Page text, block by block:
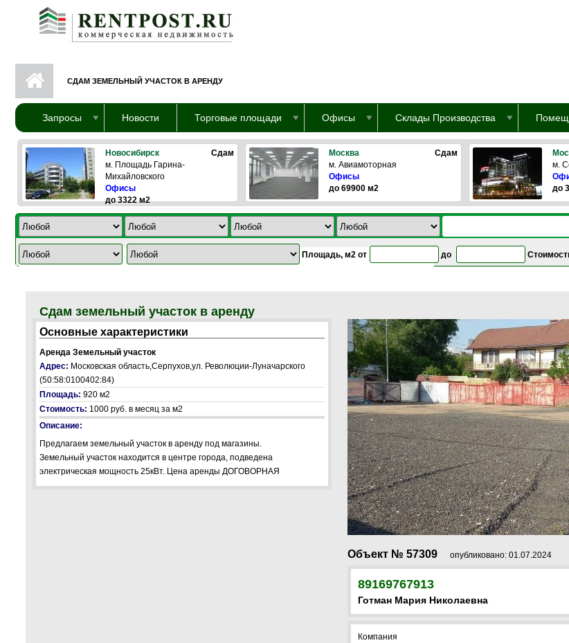
Перейти к основному содержанию
СДАМ ЗЕМЕЛЬНЫЙ УЧАСТОК В АРЕНДУ
Запросы Новости Торговые площади Офисы Склады Производства
Новосибирск
Сдам
м. Площадь Гарина-
Михайловского
Офисы
до 3322 м2
Москва
Сдам
м. Авиамоторная
Офисы
до 69900 м2
м.
до
Площадь, м2 от до
Объект № 57309 опубликовано: 01.07.2024
89169767913
Готман Мария Николаевна
Компания
Сдам земельный участок в аренду
Основные характеристики
Аренда Земельный участок
Адрес: Московская область,Серпухов,ул. Революции-Луначарского
(50:58:0100402:84)
Площадь: 920 м2
Стоимость: 1000 руб. в месяц за м2
Описание:
Предлагаем земельный участок в аренду под магазины.
Земельный участок находится в центре города, подведена
электрическая мощность 25кВт. Цена аренды ДОГОВОРНАЯ